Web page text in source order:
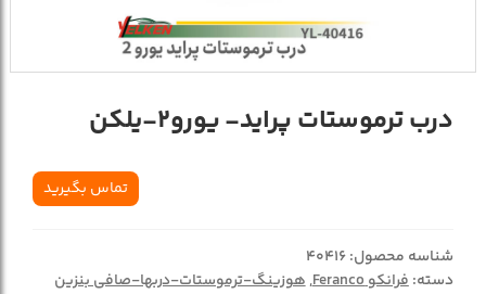
درب ترموستات پراید- یورو2-یلکن
تماس بگیرید
شناسه محصول:40416
دسته:فرانکو Feranco ,هوزینگ-ترموستات-دربها-صافی بنزین